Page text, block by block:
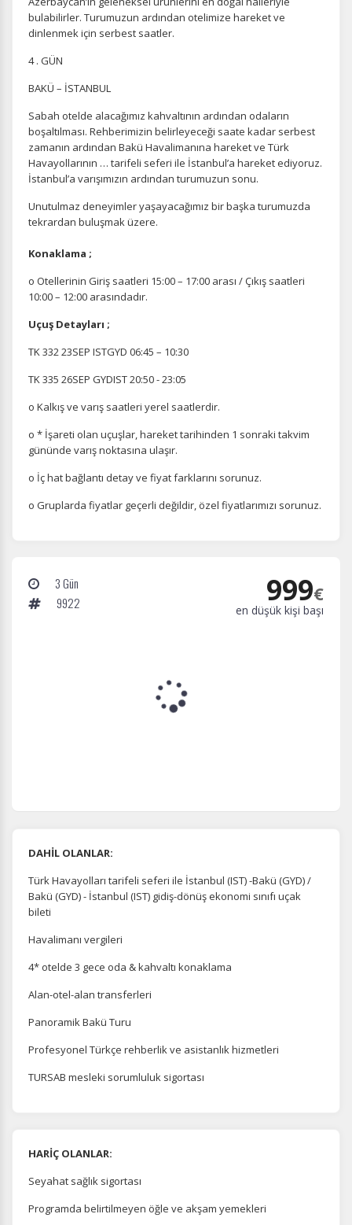
Oturum yönetimi, güvenlik ve temel site işlevleri için
gereklidir. Bu çerezler olmadan site düzgün çalışmaz ve
devre dışı bırakılamaz.
İstatistik Çerezleri
Ziyaretçilerin siteyi nasıl kullandığını anonim olarak
ölçeriz. Hangi sayfaların popüler olduğunu ve
kullanıcıların nerede zorluk yaşadığını anlamamıza
Pazarlama Çerezleri
Size ve ilgi alanlarınıza uygun reklamlar göstermek için
edersiniz, ancak daha az alakalı olabilirler.
Tercihleri Kaydet
bulabilirler. Turumuzun ardından otelimize hareket ve
dinlenmek için serbest saatler.
4 . GÜN
BAKÜ – İSTANBUL
Sabah otelde alacağımız kahvaltının ardından odaların
boşaltılması. Rehberimizin belirleyeceği saate kadar serbest
zamanın ardından Bakü Havalimanına hareket ve Türk
Havayollarının … tarifeli seferi ile İstanbul’a hareket ediyoruz.
İstanbul’a varışımızın ardından turumuzun sonu.
Unutulmaz deneyimler yaşayacağımız bir başka turumuzda
tekrardan buluşmak üzere.
Konaklama ;
o Otellerinin Giriş saatleri 15:00 – 17:00 arası / Çıkış saatleri
10:00 – 12:00 arasındadır.
Uçuş Detayları ;
TK 332 23SEP ISTGYD 06:45 – 10:30
TK 335 26SEP GYDIST 20:50 - 23:05
o Kalkış ve varış saatleri yerel saatlerdir.
o * İşareti olan uçuşlar, hareket tarihinden 1 sonraki takvim
gününde varış noktasına ulaşır.
o İç hat bağlantı detay ve fiyat farklarını sorunuz.
o Gruplarda fiyatlar geçerli değildir, özel fiyatlarımızı sorunuz.
3 Gün
9922
999€
en düşük kişi başı
DAHİL OLANLAR:
Türk Havayolları tarifeli seferi ile İstanbul (IST) -Bakü (GYD) /
Bakü (GYD) - İstanbul (IST) gidiş-dönüş ekonomi sınıfı uçak
bileti
Havalimanı vergileri
4* otelde 3 gece oda & kahvaltı konaklama
Alan-otel-alan transferleri
Panoramik Bakü Turu
Profesyonel Türkçe rehberlik ve asistanlık hizmetleri
TURSAB mesleki sorumluluk sigortası
HARİÇ OLANLAR:
Seyahat sağlık sigortası
Programda belirtilmeyen öğle ve akşam yemekleri